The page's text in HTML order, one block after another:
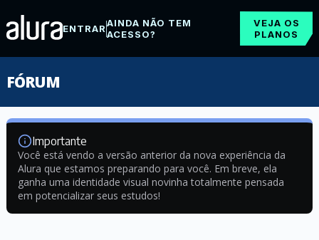
ENTRARAINDA NÃO TEM
ACESSO?
VEJA OS
PLANOS
FÓRUM
Importante
Você está vendo a versão anterior da nova experiência da
Alura que estamos preparando para você. Em breve, ela
ganha uma identidade visual novinha totalmente pensada
em potencializar seus estudos!